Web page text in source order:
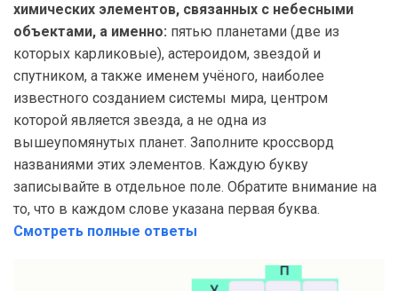
химических элементов, связанных с небесными
объектами, а именно: пятью планетами (две из
которых карликовые), астероидом, звездой и
спутником, а также именем учёного, наиболее
известного созданием системы мира, центром
которой является звезда, а не одна из
вышеупомянутых планет. Заполните кроссворд
названиями этих элементов. Каждую букву
записывайте в отдельное поле. Обратите внимание на
то, что в каждом слове указана первая буква.
Смотреть полные ответы